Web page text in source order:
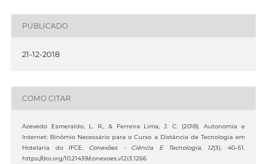
PUBLICADO
21-12-2018
COMO CITAR
Azevedo Esmeraldo, L. R., & Ferreira Lima, J. C. (2018). Autonomia e
Internet: Binômio Necessário para o Curso a Distância de Tecnologia em
Hotelaria do IFCE. Conexões - Ciência E Tecnologia, 12(3), 40–51.
https://doi.org/10.21439/conexoes.v12i3.1266